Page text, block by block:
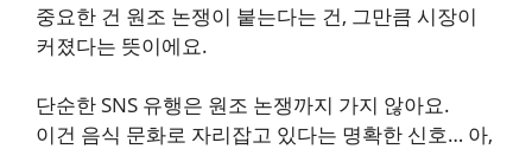
중요한 건 원조 논쟁이 붙는다는 건, 그만큼 시장이
커졌다는 뜻이에요.
단순한 SNS 유행은 원조 논쟁까지 가지 않아요.
이건 음식 문화로 자리잡고 있다는 명확한 신호… 아,